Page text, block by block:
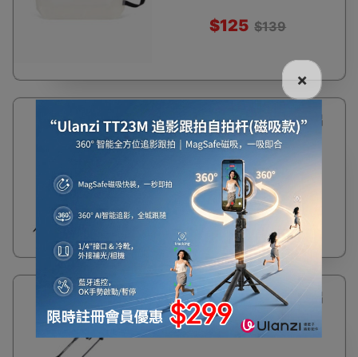
$125 $139
OFF
Naturehike ST03長手把鋁
合金三節外鎖行山杖
(NH17D017-D) | 附杖尖保護
套登山杖 - 黑色
$94 $160
38%
OFF
Naturehike ST03長手把鋁
合金三節外鎖行山杖
(NH17D017-D) | 附杖尖保護
套登山杖 - 灰色
×